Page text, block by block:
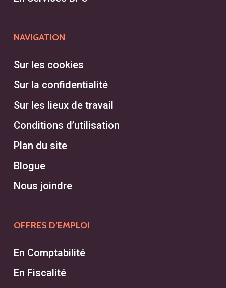
Quel est le coût d’un service
recrutement varient en fonction du
type de poste et de la complexité
du recrutement de cadres. En
général, les chasseurs de têtes
facturent un pourcentage du salaire
prenant en compte la gestion
d’embauche.
NAVIGATION
Sur les cookies
Sur la confidentialité
Sur les lieux de travail
Conditions d’utilisation
Plan du site
Blogue
Nous joindre
OFFRES D’EMPLOI
En Comptabilité
En Fiscalité